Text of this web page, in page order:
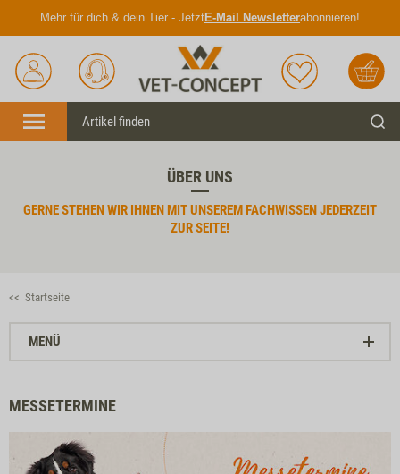
Mehr für dich & dein Tier - JetztE-Mail Newsletterabonnieren!
Anmelden
Unser
Service
Merkliste Warenkorb
Menü
ÜBER UNS
GERNE STEHEN WIR IHNEN MIT UNSEREM FACHWISSENJEDERZEIT
ZUR SEITE!
<< Startseite
MENÜ
MESSETERMINE